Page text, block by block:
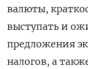
валюты,
выступать и
предложения
налогов, а